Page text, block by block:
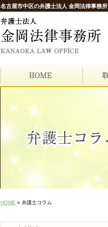
名古屋市中区の弁護士法人 金岡法律事務所
HOME » 弁護士コラム